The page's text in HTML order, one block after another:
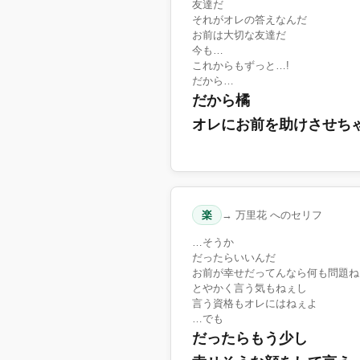
友達だ
それがオレの答えなんだ
お前は大切な友達だ
今も…
これからもずっと…!
だから…
だから橘
オレにお前を助けさせち
楽 → 万里花 へのセリフ
…そうか
だったらいいんだ
お前が幸せだってんなら何も問題ね
とやかく言う気もねぇし
言う資格もオレにはねぇよ
…でも
だったらもう少し